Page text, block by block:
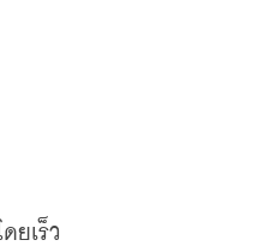
ยเร็ว